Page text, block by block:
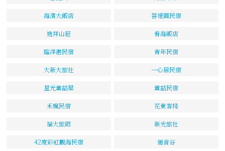
海濱大飯店 菩堤園民宿
逸祥山莊 看海飯店
臨洋港民宿 青年民宿
大新大旅社 一心居民宿
星光童話屋 童話民宿
禾楓民宿 花東客棧
福大旅館 新光旅社
42度彩虹觀海民宿 迴音谷